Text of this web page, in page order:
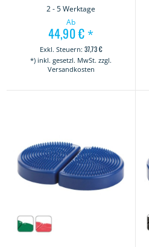
2 - 5 Werktage
Ab
44,90 €*
37,73 €
*) inkl. gesetzl. MwSt. zzgl.
Versandkosten